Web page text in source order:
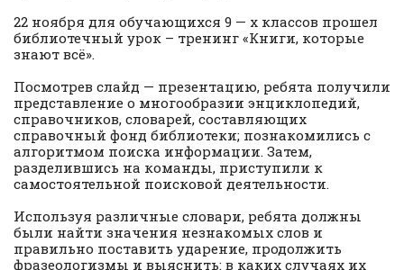
22 ноября для обучающихся 9 — х классов прошел
библиотечный урок – тренинг «Книги, которые
знают всё».
Посмотрев слайд — презентацию, ребята получили
представление о многообразии энциклопедий,
справочников, словарей, составляющих
справочный фонд библиотеки; познакомились с
алгоритмом поиска информации. Затем,
разделившись на команды, приступили к
самостоятельной поисковой деятельности.
Используя различные словари, ребята должны
были найти значения незнакомых слов и
правильно поставить ударение, продолжить
фразеологизмы и выяснить: в каких случаях их